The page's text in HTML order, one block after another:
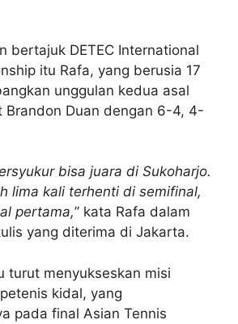
bertajuk DETEC International
itu Rafa, yang berusia 17
unggulan kedua asal
Brandon Duan dengan 6-4, 4-
bisa juara di Sukoharjo.
lima kali terhenti di semifinal,
pertama,” kata Rafa dalam
yang diterima di Jakarta.
turut menyukseskan misi
kidal, yang
pada final Asian Tennis